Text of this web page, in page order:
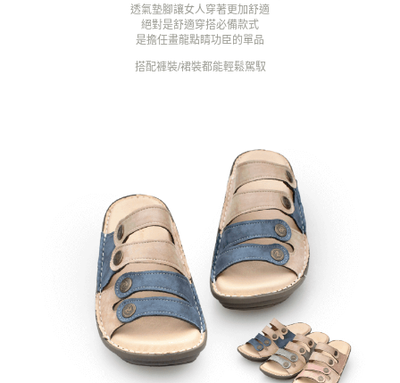
透氣墊腳讓女人穿著更加舒適
絕對是舒適穿搭必備款式
是擔任畫龍點睛功臣的單品
搭配褲裝/裙裝都能輕鬆駕馭